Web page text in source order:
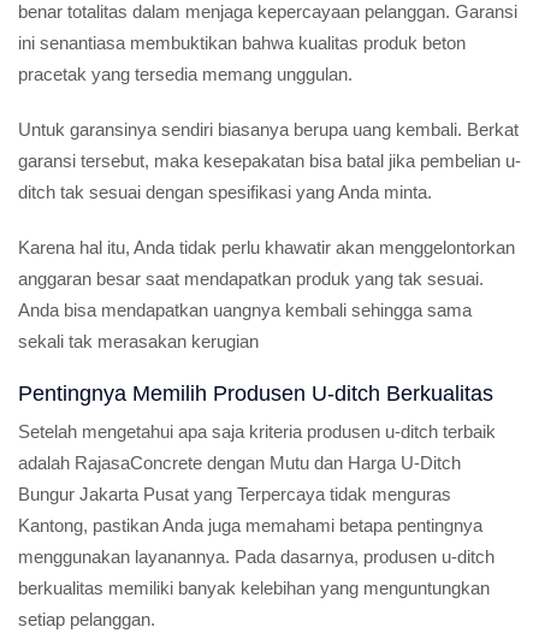
benar totalitas dalam menjaga kepercayaan pelanggan. Garansi
ini senantiasa membuktikan bahwa kualitas produk beton
pracetak yang tersedia memang unggulan.
Untuk garansinya sendiri biasanya berupa uang kembali. Berkat
garansi tersebut, maka kesepakatan bisa batal jika pembelian u-
ditch tak sesuai dengan spesifikasi yang Anda minta.
Karena hal itu, Anda tidak perlu khawatir akan menggelontorkan
anggaran besar saat mendapatkan produk yang tak sesuai.
Anda bisa mendapatkan uangnya kembali sehingga sama
sekali tak merasakan kerugian
Pentingnya Memilih Produsen U-ditch Berkualitas
Setelah mengetahui apa saja kriteria produsen u-ditch terbaik
adalah RajasaConcrete dengan Mutu dan Harga U-Ditch
Bungur Jakarta Pusat yang Terpercaya tidak menguras
Kantong, pastikan Anda juga memahami betapa pentingnya
menggunakan layanannya. Pada dasarnya, produsen u-ditch
berkualitas memiliki banyak kelebihan yang menguntungkan
setiap pelanggan.